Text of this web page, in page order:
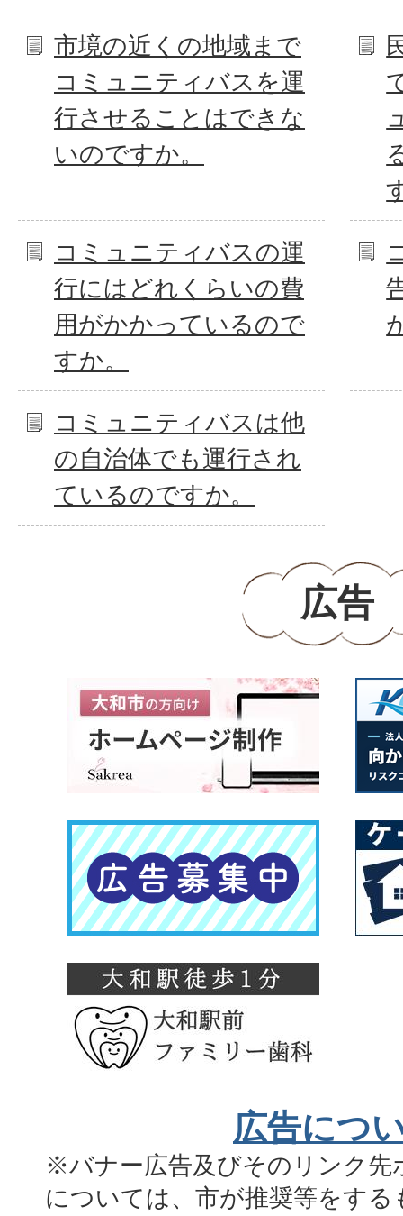
市境の近くの地域まで
コミュニティバスを運
行させることはできな
いのですか。
コミュニティバスの運
行にはどれくらいの費
用がかかっているので
すか。
コミュニティバスは他
の自治体でも運行され
ているのですか。
広告
広告につ
※バナー広告及びそのリンク先
については、市が推奨等をす